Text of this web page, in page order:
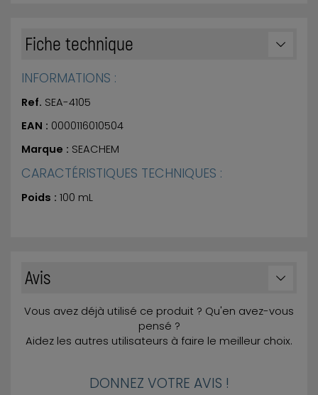
Fiche technique
INFORMATIONS :
Ref. SEA-4105
EAN : 0000116010504
Marque : SEACHEM
CARACTÉRISTIQUES TECHNIQUES :
Poids : 100 mL
Avis
Vous avez déjà utilisé ce produit ? Qu'en avez-vous
pensé ?
Aidez les autres utilisateurs à faire le meilleur choix.
DONNEZ VOTRE AVIS !